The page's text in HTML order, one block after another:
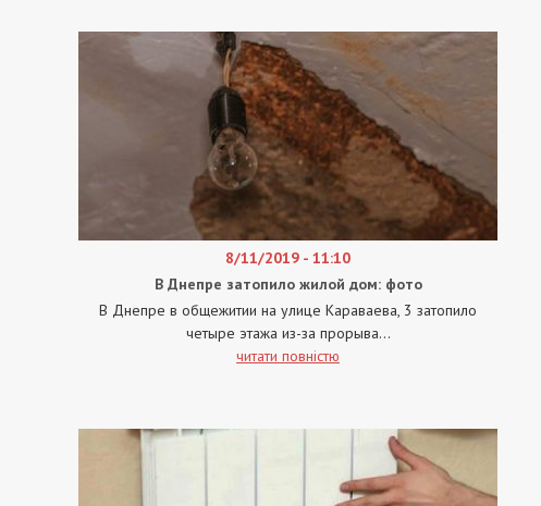
8/11/2019 - 11:10
В Днепре затопило жилой дом: фото
В Днепре в общежитии на улице Караваева, 3 затопило
четыре этажа из-за прорыва...
читати повністю